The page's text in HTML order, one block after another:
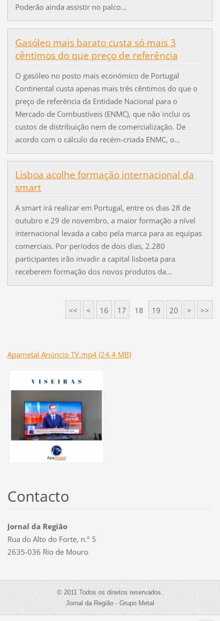
Poderão ainda assistir no palco...
Gasóleo mais barato custa só mais 3
cêntimos do que preço de referência
O gasóleo no posto mais económico de Portugal
Continental custa apenas mais três cêntimos do que o
preço de referência da Entidade Nacional para o
Mercado de Combustíveis (ENMC), que não inclui os
custos de distribuição nem de comercialização. De
acordo com o cálculo da recém-criada ENMC, o...
Lisboa acolhe formação internacional da
smart
A smart irá realizar em Portugal, entre os dias 28 de
outubro e 29 de novembro, a maior formação a nível
internacional levada a cabo pela marca para as equipas
comerciais. Por períodos de dois dias, 2.280
participantes irão invadir a capital lisboeta para
receberem formação dos novos produtos da...
<< < 16 17 18 19 20 > >>
Apametal Anúncio TV.mp4 (24,4 MB)
Contacto
Jornal da Região
Rua do Alto do Forte, n.º 5
2635-036 Rio de Mouro
© 2011 Todos os direitos reservados.
Jornal da Região - Grupo Metal